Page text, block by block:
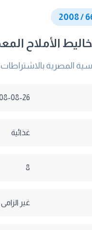
الأملاح
المصرية بالاشتراطات
08-26
غذائية
8
غير الزامى